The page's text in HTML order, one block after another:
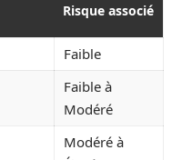
Risque associé
Faible
Faible à
Modéré
Modéré à